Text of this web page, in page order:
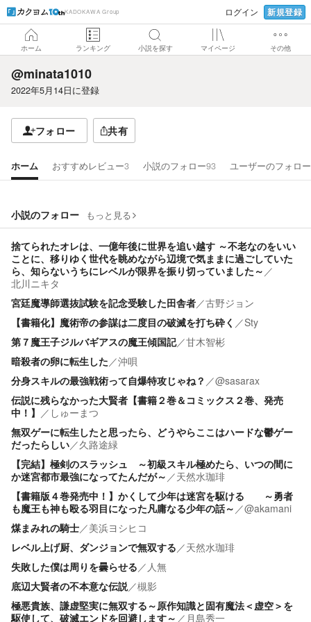
KADOKAWA Group ログイン 新規登録
ホーム ランキング 小説を探す マイページ その他
@minata1010
2022年5月14日に登録
フォロー 共有
ホーム おすすめレビュー3 小説のフォロー93 ユーザーのフォロー
小説のフォロー もっと見る
捨てられたオレは、一億年後に世界を追い越す ～不老なのをいい
ことに、移りゆく世代を眺めながら辺境で気ままに過ごしていた
ら、知らないうちにレベルが限界を振り切っていました～ ／
北川ニキタ
宮廷魔導師選抜試験を記念受験した田舎者／古野ジョン
【書籍化】魔術帝の参謀は二度目の破滅を打ち砕く ／Sty
第７魔王子ジルバギアスの魔王傾国記／甘木智彬
暗殺者の卵に転生した／沖唄
分身スキルの最強戦術って自爆特攻じゃね？ ／@sasarax
伝説に残らなかった大賢者【書籍２巻＆コミックス２巻、発売
中！】 ／ しゅーまつ
無双ゲーに転生したと思ったら、どうやらここはハードな鬱ゲー
だったらしい／久路途緑
【完結】極剣のスラッシュ ～初級スキル極めたら、いつの間に
か迷宮都市最強になってたんだが～ ／天然水珈琲
【書籍版４巻発売中！】かくして少年は迷宮を駆ける ～勇者
も魔王も神も殴る羽目になった凡庸なる少年の話～ ／@akamani
煤まみれの騎士／美浜ヨシヒコ
レベル上げ厨、ダンジョンで無双する／天然水珈琲
失敗した僕は周りを曇らせる／ 人無
底辺大賢者の不本意な伝説／槻影
極悪貴族、謙虚堅実に無双する～原作知識と固有魔法＜虚空＞を
駆使して、破滅エンドを回避します～ ／ 月島秀一